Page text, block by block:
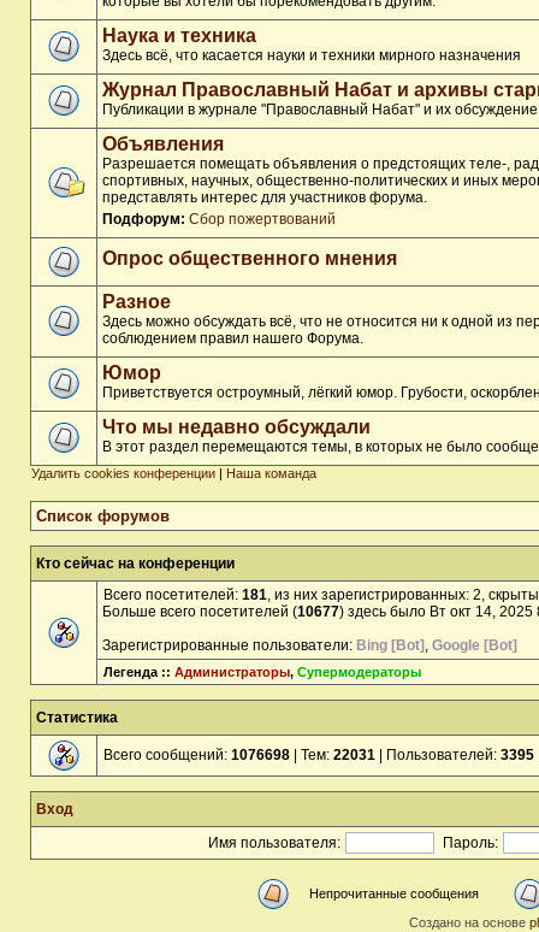
Наука и техника
Здесь всё, что касается науки и техники мирного назначения
Журнал Православный Набат и архивы
Публикации в журнале "Православный Набат" и их обсуждение
Объявления
Разрешается помещать объявления о предстоящих теле-,
спортивных, научных, общественно-политических и иных
представлять интерес для участников форума.
Подфорум: Сбор пожертвований
Опрос общественного мнения
Разное
Здесь можно обсуждать всё, что не относится ни к одной из
соблюдением правил нашего Форума.
Юмор
Приветствуется остроумный, лёгкий юмор. Грубости,
Что мы недавно обсуждали
В этот раздел перемещаются темы, в которых не было
Удалить cookies конференции | Наша команда
Список форумов
Кто сейчас на конференции
Всего посетителей: 181, из них зарегистрированных: 2,
Больше всего посетителей (10677) здесь было Вт окт 14, 2025
Зарегистрированные пользователи: Bing [Bot] , Google [Bot]
Легенда :: Администраторы, Супермодераторы
Статистика
Всего сообщений: 1076698 | Тем: 22031 | Пользователей: 3395
Вход
Имя пользователя:
Пароль:
Непрочитанные сообщения
Создано на основе